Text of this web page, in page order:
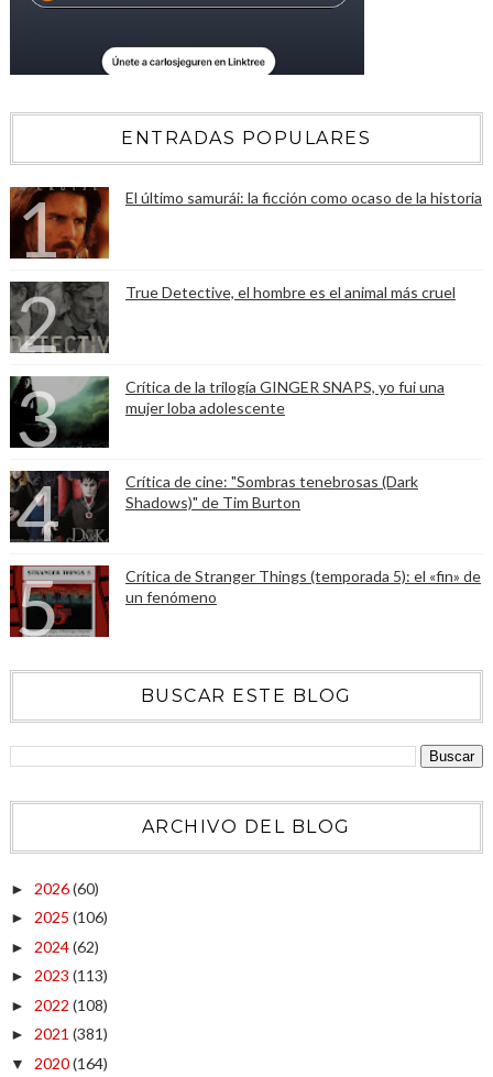
ENTRADAS POPULARES
El último samurái: la ficción como ocaso de la historia
True Detective, el hombre es el animal más cruel
Crítica de la trilogía GINGER SNAPS, yo fui una
mujer loba adolescente
Crítica de cine: "Sombras tenebrosas (Dark
Shadows)" de Tim Burton
Crítica de Stranger Things (temporada 5): el «fin» de
un fenómeno
BUSCAR ESTE BLOG
ARCHIVO DEL BLOG
► 2026(60)
► 2025 (106)
► 2024(62)
► 2023 (113)
► 2022 (108)
► 2021 (381)
▼ 2020(164)